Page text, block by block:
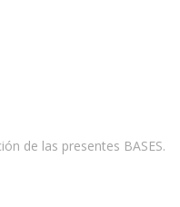
de las presentes BASES.